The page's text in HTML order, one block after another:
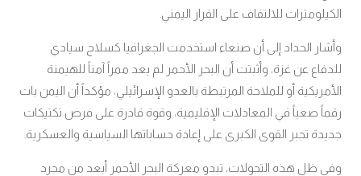
الكيلومترات للالتفاف على القرار اليمني.
وأشار الحداد إلى أن صنعاء استخدمت الجغرافيا كسلاح سيادي
للدفاع عن غزة، وأثبتت أن البحر الأحمر لم يعد ممراً آمناً للهيمنة
الأمريكية أو للملاحة المرتبطة بالعدو الإسرائيلي، مؤكداً أن اليمن بات
رقماً صعباً في المعادلات الإقليمية، وقوة قادرة على فرض تكتيكات
جديدة تجبر القوى الكبرى على إعادة حساباتها السياسية والعسكرية.
وفي ظل هذه التحولات، تبدو معركة البحر الأحمر أبعد من مجرد